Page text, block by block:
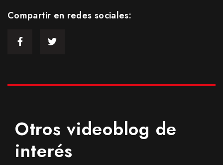
Compartir en redes sociales:
Otros videoblog de
interés